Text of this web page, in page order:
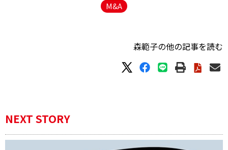
M&A
森範子の他の記事を読む
NEXT STORY